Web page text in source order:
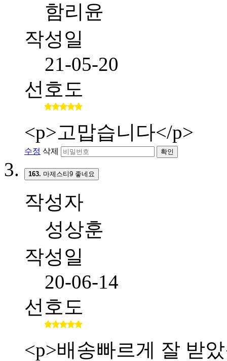
함리윤
작성일
21-05-20
선호도
<p>고맙습니다</p>
수정 삭제 확인
163. 마제스티9 좋네요
작성자
성상훈
작성일
20-06-14
선호도
<p>배송빠르게 잘 받